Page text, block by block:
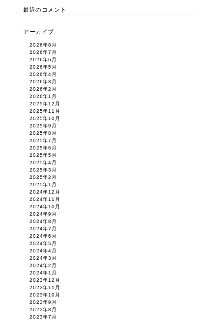
最近のコメント
アーカイブ
2026年8月
2026年7月
2026年6月
2026年5月
2026年4月
2026年3月
2026年2月
2026年1月
2025年12月
2025年11月
2025年10月
2025年9月
2025年8月
2025年7月
2025年6月
2025年5月
2025年4月
2025年3月
2025年2月
2025年1月
2024年12月
2024年11月
2024年10月
2024年9月
2024年8月
2024年7月
2024年6月
2024年5月
2024年4月
2024年3月
2024年2月
2024年1月
2023年12月
2023年11月
2023年10月
2023年9月
2023年8月
2023年7月